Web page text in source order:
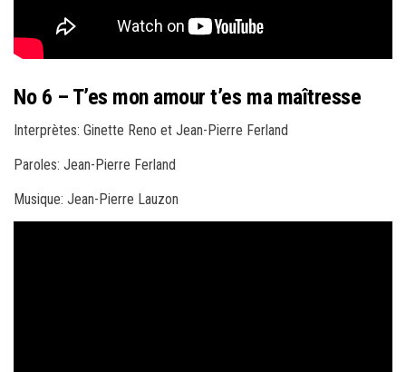
No 6 – T’es mon amour t’es ma maîtresse
Interprètes: Ginette Reno et Jean-Pierre Ferland
Paroles: Jean-Pierre Ferland
Musique: Jean-Pierre Lauzon